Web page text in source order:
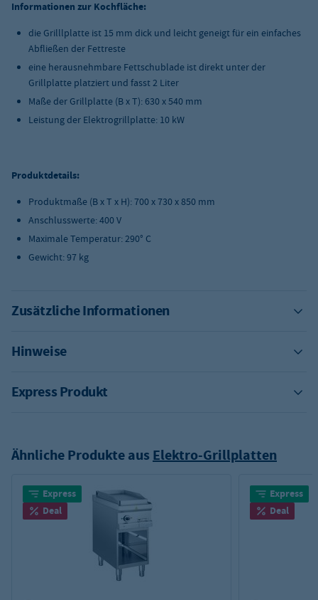
Informationen zur Kochfläche:
die Grilllplatte ist 15 mm dick und leicht geneigt für ein einfaches
Abfließen der Fettreste
eine herausnehmbare Fettschublade ist direkt unter der
Grillplatte platziert und fasst 2 Liter
Maße der Grillplatte (B x T): 630 x 540 mm
Leistung der Elektrogrillplatte: 10 kW
Produktdetails:
Produktmaße (B x T x H): 700 x 730 x 850 mm
Anschlusswerte: 400 V
Maximale Temperatur: 290° C
Gewicht: 97 kg
Zusätzliche Informationen
Hinweise
Express Produkt
Ähnliche Produkte aus Elektro-Grillplatten
Express
Deal
Express
Deal